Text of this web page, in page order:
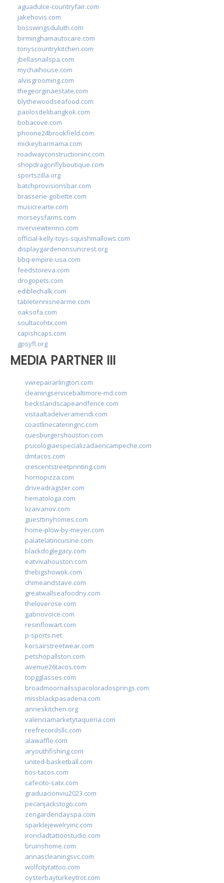
aguadulce-countryfair.com
jakehovis.com
bosswingsduluth.com
birminghamautocare.com
tonyscountrykitchen.com
jbellasnailspa.com
mychaihouse.com
alvisgrooming.com
thegeorginaestate.com
blythewoodseafood.com
paolosdelibangkok.com
bobacove.com
phoone24brookfield.com
mickeybarmama.com
roadwayconstructioninc.com
shopdragonflyboutique.com
sportszilla.org
batchprovisionsbar.com
brasserie-gobette.com
musicrearte.com
morseysfarms.com
riverviewtennis.com
official-kelly-toys-squishmallows.com
displaygardenonsuncrest.org
bbq-empire-usa.com
feedstoreva.com
drogopets.com
ediblechalk.com
tabletennisnearme.com
oaksofa.com
soultacohtx.com
capishcaps.com
gpsyfl.org
MEDIA PARTNER III
vwrepairarlington.com
cleaningservicebaltimore-md.com
beckslandscapeandfence.com
vistaaltadelveramendi.com
coastlinecateringnc.com
cuesburgershouston.com
psicologiaespecializadaencampeche.com
dmtacos.com
crescentstreetprinting.com
hornopizza.com
driveadragster.com
hematologa.com
lizaivanov.com
guesttinyhomes.com
home-plow-by-meyer.com
palatelatincuisine.com
blackdoglegacy.com
eatvivahouston.com
thebigshowok.com
chimeandstave.com
greatwallseafoodny.com
theloverose.com
gabriovoice.com
resinflowart.com
p-sports.net
korsairstreetwear.com
petshopallston.com
avenue26tacos.com
topgglasses.com
broadmoornailsspacoloradosprings.com
missblackpasadena.com
anneskitchen.org
valenciamarketytaqueria.com
reefrecordsllc.com
alawaffle.com
aryouthfishing.com
united-basketball.com
tios-tacos.com
cafecito-satx.com
graduacionviu2023.com
pecanjackstogo.com
zengardendayspa.com
sparklejewelryinc.com
ironcladtattoostudio.com
bruinshome.com
annascleaningsvc.com
wolfcitytattoo.com
oysterbayturkeytrot.com